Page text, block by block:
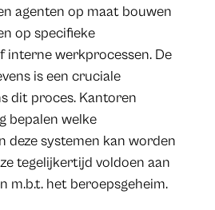
agenten op maat bouwen
op specifieke
interne werkprocessen. De
is een cruciale
dit proces. Kantoren
bepalen welke
systemen kan worden
tegelijkertijd voldoen aan
m.b.t. het beroepsgeheim.